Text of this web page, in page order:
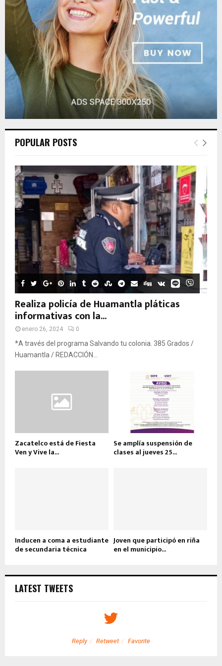
C
POPULAR POSTS
Realiza policía de Huamantla pláticas
informativas con la...
enero 26, 2024 0
*A través del programa Salvando tu colonia. 385 Grados /
Huamantla / REDACCIÓN...
Zacatelco está de Fiesta
Ven y Vive la...
Se amplía suspensión de
clases al jueves 25...
Inducen a coma a estudiante
de secundaria técnica
Joven que participó en riña
en el municipio...
LATEST TWEETS
Reply Retweet Favorite